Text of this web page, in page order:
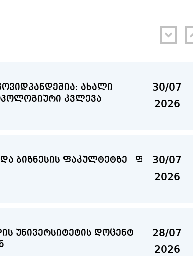
2026
ახალი
კვლევა
30/07
2026
ბიზნესის ფაკულტეტზე
30/07
2026
დოცენტ
28/07
2026